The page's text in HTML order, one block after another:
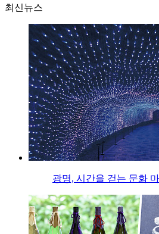
최신뉴스
광명, 시간을 걷는 문화